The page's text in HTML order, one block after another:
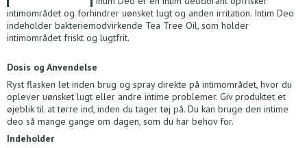
intimområdet og forhindrer uønsket lugt og anden irritation. Intim Deo
indeholder bakteriemodvirkende Tea Tree Oil, som holder
intimområdet friskt og lugtfrit.
Dosis og Anvendelse
Ryst flasken let inden brug og spray direkte på intimområdet, hvor du
oplever uønsket lugt eller andre intime problemer. Giv produktet et
øjeblik til at tørre ind, inden du tager tøj på. Du kan bruge den intime
deo så mange gange om dagen, som du har behov for.
Indeholder